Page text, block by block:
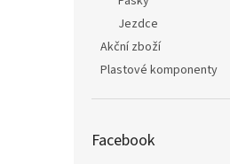
Jezdce
Akční zboží
Plastové komponenty
Facebook